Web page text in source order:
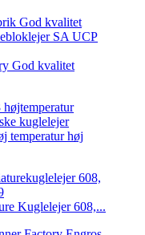
God kvalitet
temperatur høj
Kuglelejer 608,...